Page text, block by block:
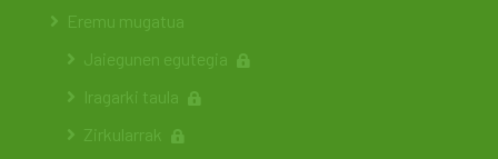
Eremu mugatua
Jaiegunen egutegia
Iragarki taula
Zirkularrak